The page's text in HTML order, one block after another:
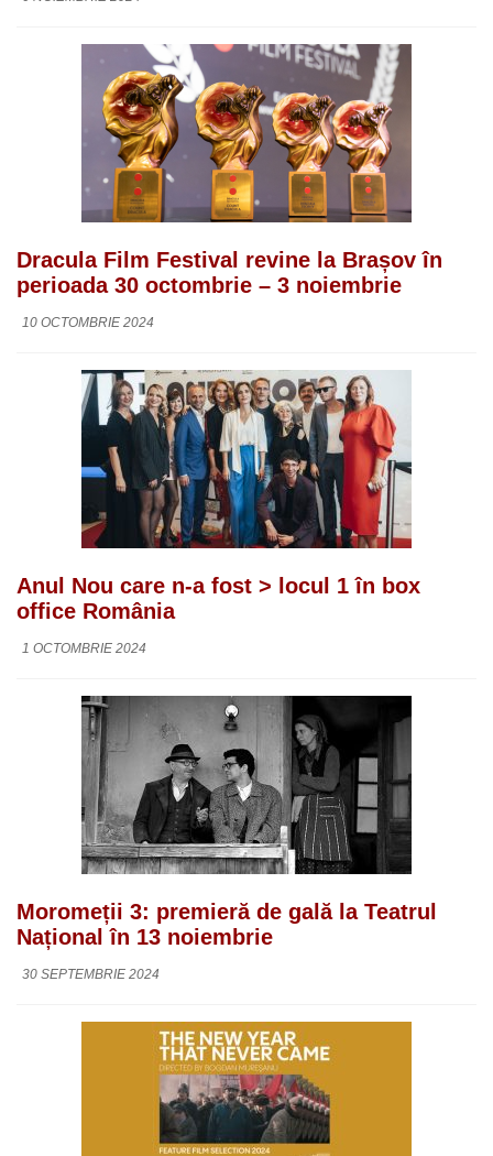
Dracula Film Festival revine la Brașov în
perioada 30 octombrie – 3 noiembrie
10 OCTOMBRIE 2024
Anul Nou care n-a fost > locul 1 în box
office România
1 OCTOMBRIE 2024
Moromeții 3: premieră de gală la Teatrul
Național în 13 noiembrie
30 SEPTEMBRIE 2024